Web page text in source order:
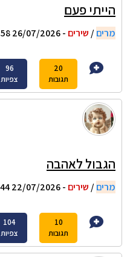
הייתי פעם
מרים/ שירים - 26/07/2026 09:58
20
תגובות
96
צפיות
הגבול לאהבה
מרים/ שירים - 22/07/2026 13:44
10
תגובות
104
צפיות